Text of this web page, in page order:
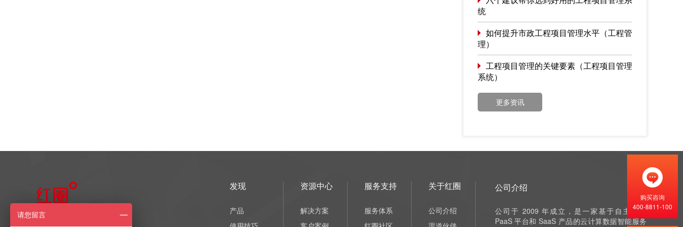
统
如何提升市政工程项目管理水平（工程管
理）
工程项目管理的关键要素（工程项目管理
系统）
更多资讯
售前产品咨询
发现
产品
资源中心
解决方案
服务支持
服务体系
关于红圈
公司介绍
公司介绍
公司于 2009 年成立，是一家基于自主研发
PaaS 平台和 SaaS 产品的云计算数据智能服务
购买咨询
400-8811-100
请您留言